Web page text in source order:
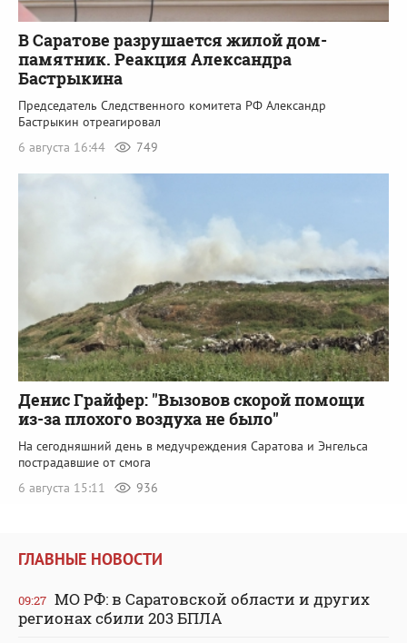
В Саратове разрушается жилой дом-
памятник. Реакция Александра
Бастрыкина
Председатель Следственного комитета РФ Александр
Бастрыкин отреагировал
6 августа 16:44
749
Денис Грайфер: "Вызовов скорой помощи
из-за плохого воздуха не было"
На сегодняшний день в медучреждения Саратова и Энгельса
пострадавшие от смога
6 августа 15:11
936
ГЛАВНЫЕ НОВОСТИ
09:27 МО РФ: в Саратовской области и других
регионах сбили 203 БПЛА